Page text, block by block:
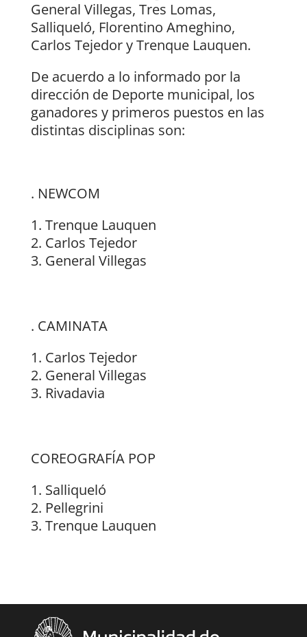
General Villegas, Tres Lomas,
Salliqueló, Florentino Ameghino,
Carlos Tejedor y Trenque Lauquen.
De acuerdo a lo informado por la
dirección de Deporte municipal, los
ganadores y primeros puestos en las
distintas disciplinas son:
. NEWCOM
Trenque Lauquen
⁠Carlos Tejedor
⁠General Villegas
. CAMINATA
Carlos Tejedor
⁠General Villegas
⁠Rivadavia
COREOGRAFÍA POP
Salliqueló
⁠Pellegrini
⁠Trenque Lauquen